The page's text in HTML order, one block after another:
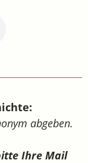
abgeben.
Ihre Mail